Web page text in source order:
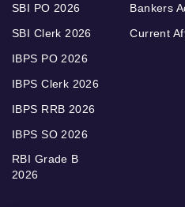
SBI PO 2026
SBI Clerk 2026
IBPS PO 2026
IBPS Clerk 2026
IBPS RRB 2026
IBPS SO 2026
RBI Grade B
2026
Bankers
Current